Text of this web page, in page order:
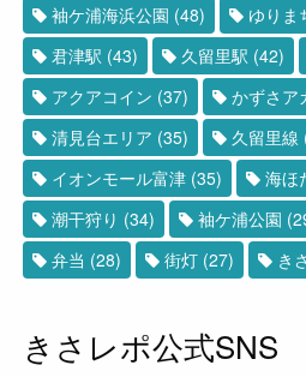
袖ケ浦海浜公園 (48) ゆりま
君津駅 (43) 久留里駅 (42)
アクアコイン (37) かずさア
清見台エリア (35) 久留里線
イオンモール富津 (35) 海ほ
潮干狩り (34) 袖ケ浦公園
弁当 (28) 街灯 (27) き
きさレポ公式SNS